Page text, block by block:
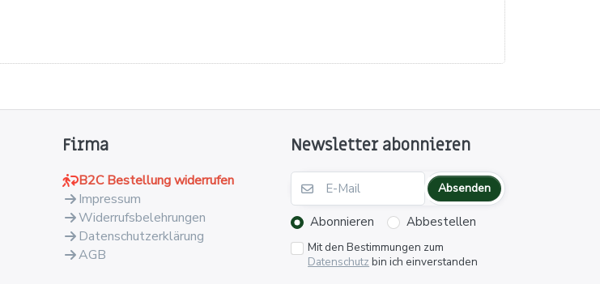
Firma
B2C Bestellung widerrufen
Impressum
Widerrufsbelehrungen
Datenschutzerklärung
AGB
Newsletter abonnieren
Absenden
Abonnieren Abbestellen
Mit den Bestimmungen zum
Datenschutz bin ich einverstanden